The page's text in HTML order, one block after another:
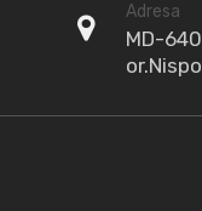
Adresa
MD-